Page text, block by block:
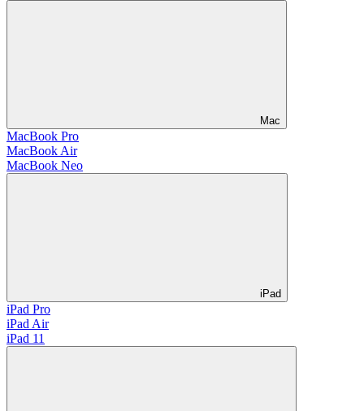
Mac
MacBook Pro
MacBook Air
MacBook Neo
iPad
iPad Pro
iPad Air
iPad 11